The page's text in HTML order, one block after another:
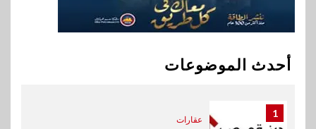
أحدث الموضوعات
بنوك
العالمي للشباب ويقدم العديد من
العروض المجانية
1
عقارات